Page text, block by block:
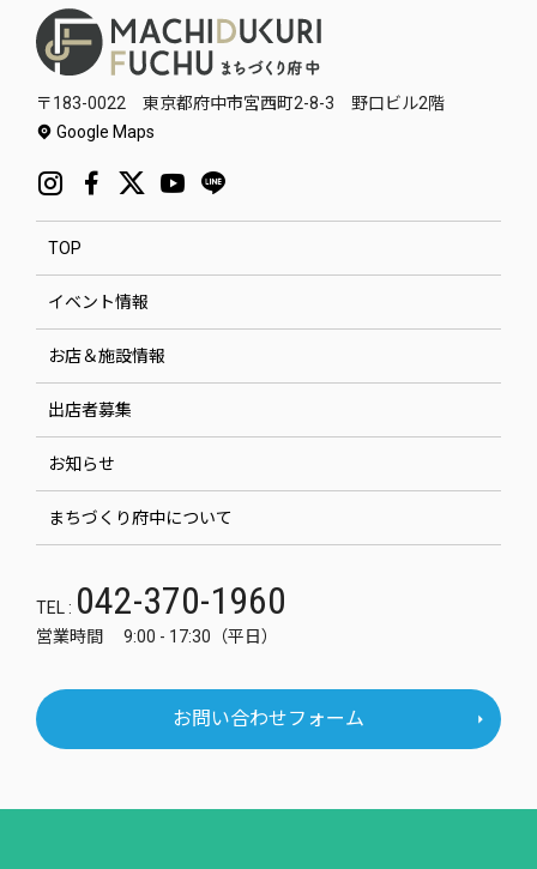
〒183-0022 東京都府中市宮西町2-8-3 野口ビル2階
Google Maps
TOP
イベント情報
お店＆施設情報
出店者募集
お知らせ
まちづくり府中について
TEL : 042-370-1960
営業時間 9:00 - 17:30（平日）
お問い合わせフォーム